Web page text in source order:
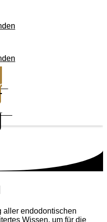
aller endodontischen
Wissen, um für die